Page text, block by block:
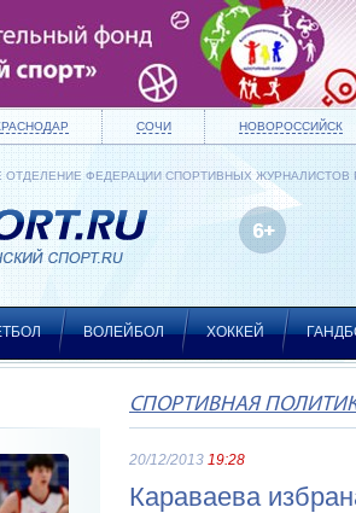
СОЧИ НОВОРОССИЙСК
ОТДЕЛЕНИЕ ФЕДЕРАЦИИ СПОРТИВНЫХ ЖУРНАЛИСТОВ
ВОЛЕЙБОЛ ХОККЕЙ
СПОРТИВНАЯ
20/12/2013 19:28
Караваева